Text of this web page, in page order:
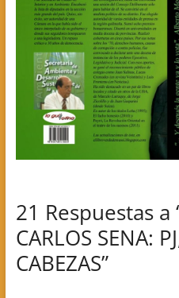
21 Respuestas a
CARLOS SENA:
CABEZAS”